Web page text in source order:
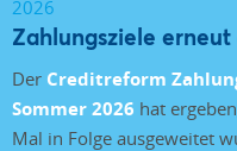
Zahlungsziele
Der Creditreform
Sommer 2026 hat
Mal in Folge ausgeweitet